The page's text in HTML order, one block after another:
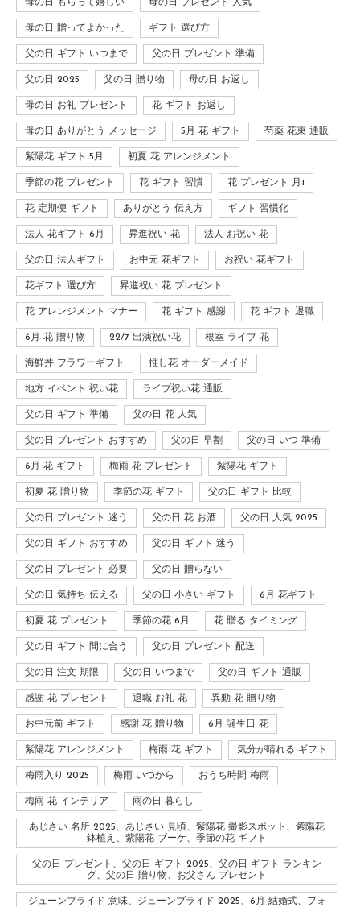
母の日 もらって嬉しい 母の日 プレゼント 人気
母の日 贈ってよかった ギフト 選び方
父の日 ギフト いつまで 父の日 プレゼント 準備
父の日 2025 父の日 贈り物 母の日 お返し
母の日 お礼 プレゼント 花 ギフト お返し
母の日 ありがとう メッセージ 5月 花 ギフト 芍薬 花束 通販
紫陽花 ギフト 5月 初夏 花 アレンジメント
季節の花 プレゼント 花 ギフト 習慣 花 プレゼント 月1
花 定期便 ギフト ありがとう 伝え方 ギフト 習慣化
法人 花ギフト 6月 昇進祝い 花 法人 お祝い 花
父の日 法人ギフト お中元 花ギフト お祝い 花ギフト
花ギフト 選び方 昇進祝い 花 プレゼント
花 アレンジメント マナー 花 ギフト 感謝 花 ギフト 退職
6月 花 贈り物 22/7 出演祝い花 根室 ライブ 花
海鮮丼 フラワーギフト 推し花 オーダーメイド
地方 イベント 祝い花 ライブ祝い花 通販
父の日 ギフト 準備 父の日 花 人気
父の日 プレゼント おすすめ 父の日 早割 父の日 いつ 準備
6月 花 ギフト 梅雨 花 プレゼント 紫陽花 ギフト
初夏 花 贈り物 季節の花 ギフト 父の日 ギフト 比較
父の日 プレゼント 迷う 父の日 花 お酒 父の日 人気 2025
父の日 ギフト おすすめ 父の日 ギフト 迷う
父の日 プレゼント 必要 父の日 贈らない
父の日 気持ち 伝える 父の日 小さい ギフト 6月 花ギフト
初夏 花 プレゼント 季節の花 6月 花 贈る タイミング
父の日 ギフト 間に合う 父の日 プレゼント 配送
父の日 注文 期限 父の日 いつまで 父の日 ギフト 通販
感謝 花 プレゼント 退職 お礼 花 異動 花 贈り物
お中元前 ギフト 感謝 花 贈り物 6月 誕生日 花
紫陽花 アレンジメント 梅雨 花 ギフト 気分が晴れる ギフト
梅雨入り 2025 梅雨 いつから おうち時間 梅雨
梅雨 花 インテリア 雨の日 暮らし
あじさい 名所 2025、あじさい 見頃、紫陽花 撮影スポット、紫陽花
鉢植え、紫陽花 ブーケ、季節の花 ギフト
父の日 プレゼント、父の日 ギフト 2025、父の日 ギフト ランキン
グ、父の日 贈り物、お父さん プレゼント
ジューンブライド 意味、ジューンブライド 2025、6月 結婚式、フォ